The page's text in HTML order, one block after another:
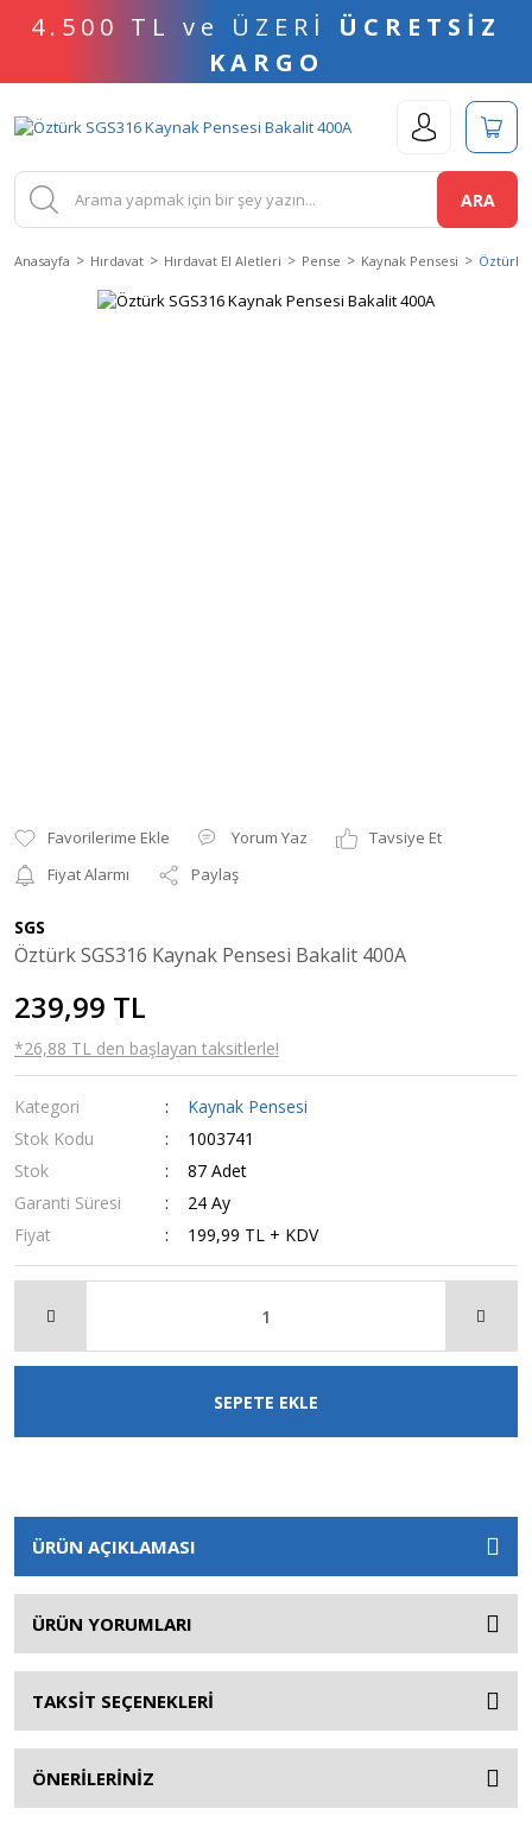
4.500 TL ve ÜZERİ ÜCRETSİZ
KARGO
ARA
Anasayfa Hırdavat Hırdavat El Aletleri Pense Kaynak Pensesi Öztürk
Yorum Yaz
Tavsiye Et
Fiyat Alarmı
Paylaş
SGS
Öztürk SGS316 Kaynak Pensesi Bakalit 400A
239,99 TL
*26,88 TL den başlayan taksitlerle!
Kategori
Kaynak Pensesi
Stok Kodu
1003741
Stok
87 Adet
Garanti Süresi
24 Ay
Fiyat
199,99 TL + KDV
SEPETE EKLE
ÜRÜN AÇIKLAMASI
ÜRÜN YORUMLARI
TAKSİT SEÇENEKLERİ
ÖNERİLERİNİZ